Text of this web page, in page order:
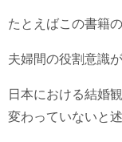
たとえばこの書籍の
夫婦間の役割意識
日本における結婚
変わっていないと